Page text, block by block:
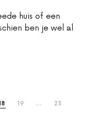
huis of een
ben je wel al
19 … 23